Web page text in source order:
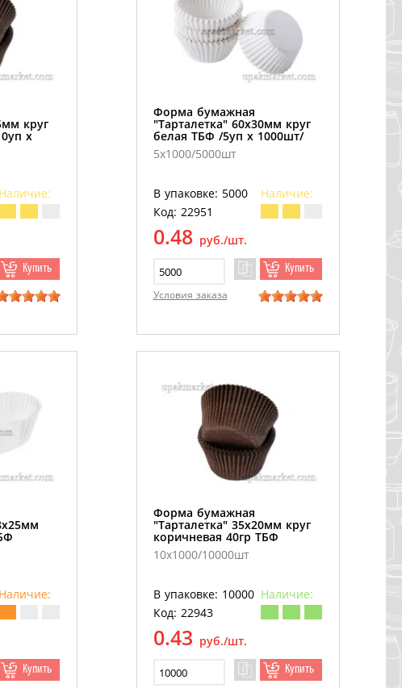
круг
х
Наличие:
Купить
Форма бумажная
"Тарталетка" 60х30мм круг
белая ТБФ /5уп х 1000шт/
5х1000/5000шт
В упаковке: 5000
Наличие:
Код: 22951
0.48 руб./шт.
Купить
Условия заказа
Наличие:
Купить
Форма бумажная
"Тарталетка" 35х20мм круг
коричневая 40гр ТБФ
10х1000/10000шт
В упаковке: 10000 Наличие:
Код: 22943
0.43 руб./шт.
Купить